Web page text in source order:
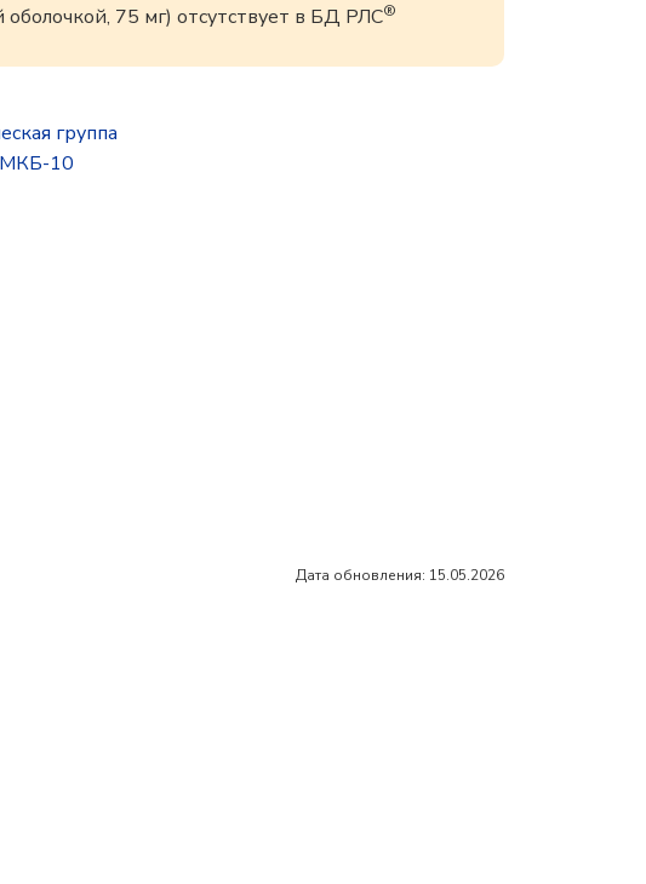
75 мг) отсутствует в БД РЛС®
группа
МКБ-10
Дата обновления: 15.05.2026